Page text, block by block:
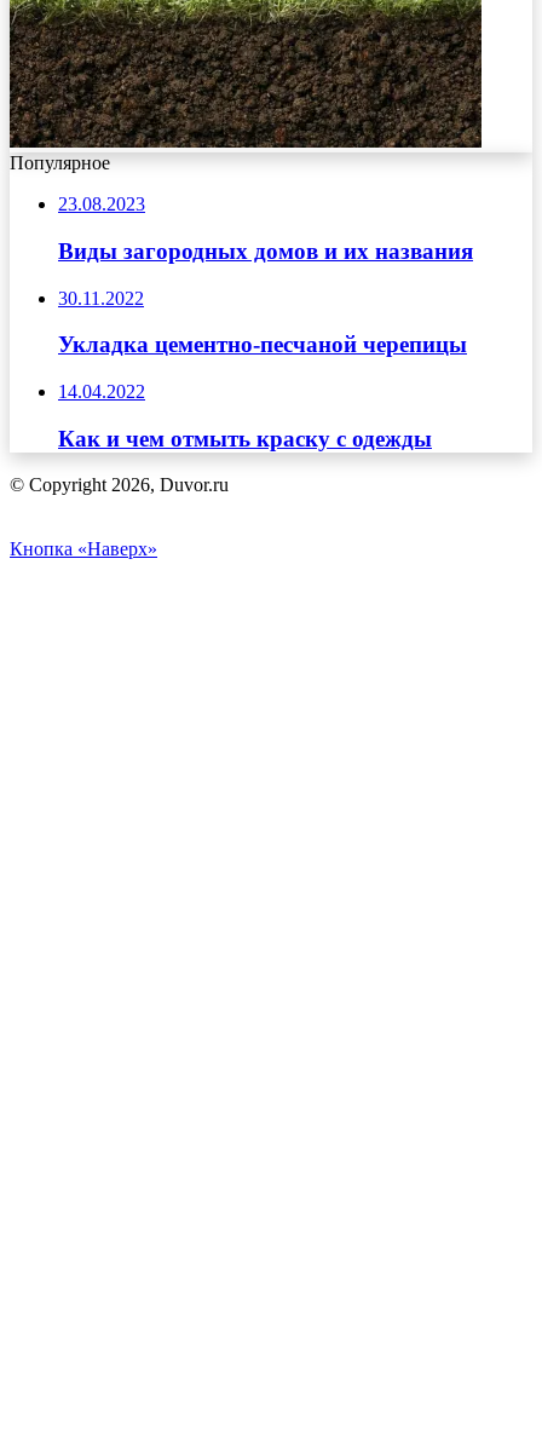
Популярное
23.08.2023
Виды загородных домов и их названия
30.11.2022
Укладка цементно-песчаной черепицы
14.04.2022
Как и чем отмыть краску с одежды
© Copyright 2026, Duvor.ru
Кнопка «Наверх»